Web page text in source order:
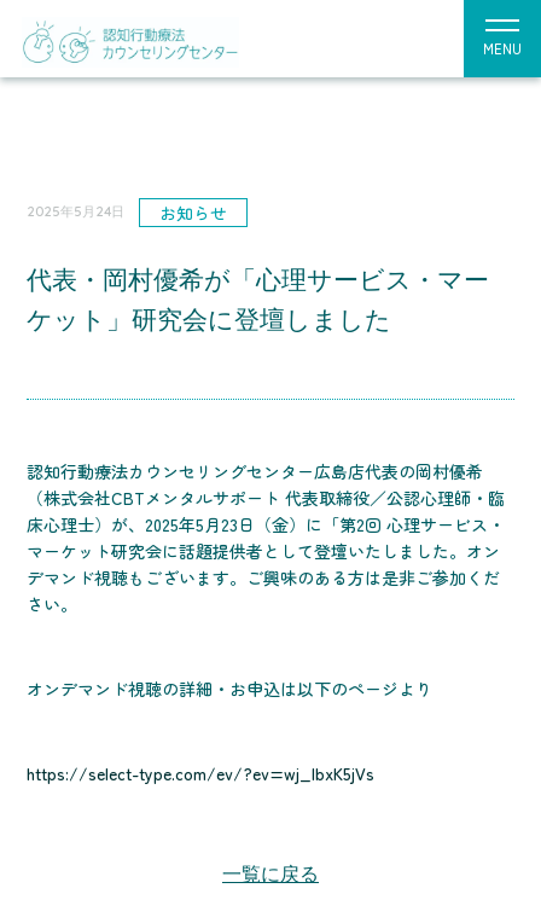
MENU
2025年5月24日 お知らせ
代表・岡村優希が「心理サービス・マー
ケット」研究会に登壇しました
認知行動療法カウンセリングセンター広島店代表の岡村優希
（株式会社CBTメンタルサポート 代表取締役／公認心理師・臨
床心理士）が、2025年5月23日（金）に「第2回 心理サービス・
マーケット研究会に話題提供者として登壇いたしました。オン
デマンド視聴もございます。ご興味のある方は是非ご参加くだ
さい。
オンデマンド視聴の詳細・お申込は以下のページより
https://select-type.com/ev/?ev=wj_IbxK5jVs
一覧に戻る